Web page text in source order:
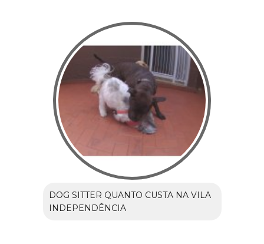
DOG SITTER QUANTO CUSTA NA VILA
INDEPENDÊNCIA